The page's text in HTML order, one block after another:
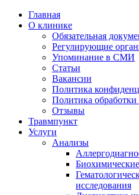
Главная
О клинике
Обязательная
Регулирующие
Упоминание в СМИ
Статьи
Вакансии
Политика
Политика
Отзывы
Травмпункт
Услуги
Анализы
исследования